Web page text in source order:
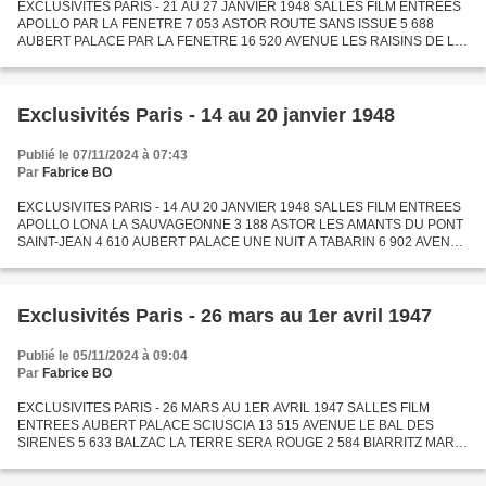
EXCLUSIVITES PARIS - 21 AU 27 JANVIER 1948 SALLES FILM ENTREES
APOLLO PAR LA FENETRE 7 053 ASTOR ROUTE SANS ISSUE 5 688
AUBERT PALACE PAR LA FENETRE 16 520 AVENUE LES RAISINS DE LA
335 BONAPARTE...
Exclusivités Paris - 14 au 20 janvier 1948
Publié le 07/11/2024 à 07:43
Par Fabrice BO
EXCLUSIVITES PARIS - 14 AU 20 JANVIER 1948 SALLES FILM ENTREES
APOLLO LONA LA SAUVAGEONNE 3 188 ASTOR LES AMANTS DU PONT
SAINT-JEAN 4 610 AUBERT PALACE UNE NUIT A TABARIN 6 902 AVENUE
MONSIEUR...
Exclusivités Paris - 26 mars au 1er avril 1947
Publié le 05/11/2024 à 09:04
Par Fabrice BO
EXCLUSIVITES PARIS - 26 MARS AU 1ER AVRIL 1947 SALLES FILM
ENTREES AUBERT PALACE SCIUSCIA 13 515 AVENUE LE BAL DES
SIRENES 5 633 BALZAC LA TERRE SERA ROUGE 2 584 BIARRITZ MARIA
BROADWAY LAUREL...